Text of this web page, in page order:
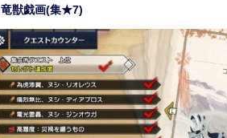
竜獣戯画(集★7)